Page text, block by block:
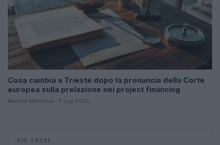
Cosa cambia a Trieste dopo la pronuncia della Corte
europea sulla prelazione nei project financing
Martina Marchesi · 5 Lug 2026
PIÙ LETTI